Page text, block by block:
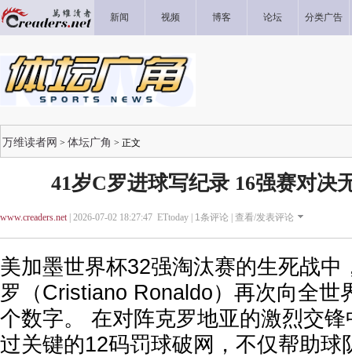
新闻 视频 博客 论坛 分类广告
万维读者网 > 体坛广角 > 正文
41岁C罗进球写纪录 16强赛对决
www.creaders.net| 2026-07-02 18:27:47 ETtoday | 1条评论 | 查看/发表评论
美加墨世界杯32强淘汰赛的生死战中
罗（Cristiano Ronaldo）再次向全世
个数字。 在对阵克罗地亚的激烈交
过关键的12码罚球破网，不仅帮助球